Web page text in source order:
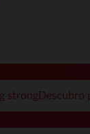
strongDescubro